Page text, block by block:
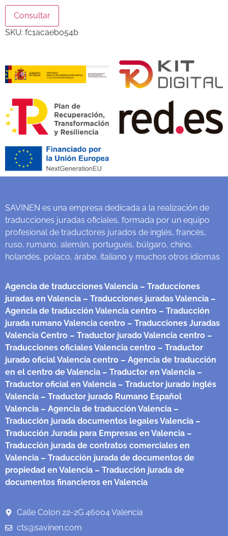
Consultar
SKU: fc1acaeb054b
SAVINEN es una empresa dedicada a la realización de
traducciones juradas oficiales, formada por un equipo
profesional de traductores jurados de inglés, francés,
ruso, rumano, alemán, portugués, búlgaro, chino,
holandés, polaco, árabe, italiano y muchos otros idiomas
Agencia de traducciones Valencia – Traducciones
juradas en Valencia – Traducciones juradas Valencia –
Agencia de traducción Valencia centro – Traducción
jurada rumano Valencia centro – Traducciones Juradas
Valencia Centro – Traductor jurado Valencia centro –
Traducciones oficiales Valencia centro – Traductor
jurado oficial Valencia centro – Agencia de traducción
en el centro de Valencia – Traductor en Valencia –
Traductor oficial en Valencia – Traductor jurado inglés
Valencia – Traductor jurado Rumano Español
Valencia – Agencia de traducción Valencia –
Traducción jurada documentos legales Valencia –
Traducción Jurada para Empresas en Valencia –
Traducción jurada de contratos comerciales en
Valencia – Traducción jurada de documentos de
propiedad en Valencia – Traducción jurada de
documentos financieros en Valencia
Calle Colon 22-2G 46004 Valencia
cts@savinen.com